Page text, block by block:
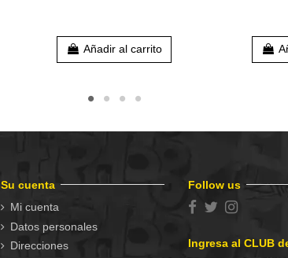
Añadir al carrito
Su cuenta
Mi cuenta
Datos personales
Direcciones
Follow us
Ingresa al CLUB